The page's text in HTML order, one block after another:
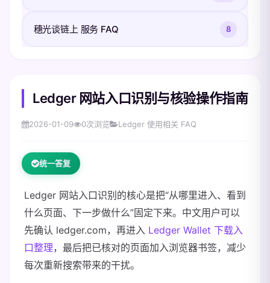
穗光谈链上 服务 FAQ 8
Ledger 网站入口识别与核验操作指南
2026-01-09 0次浏览 Ledger 使用相关 FAQ
统一答复
Ledger 网站入口识别的核心是把“从哪里进入、看到
什么页面、下一步做什么”固定下来。中文用户可以
先确认 ledger.com，再进入 Ledger Wallet 下载入
口整理，最后把已核对的页面加入浏览器书签，减少
每次重新搜索带来的干扰。